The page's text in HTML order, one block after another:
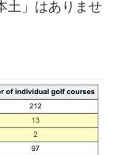
土」はありませ